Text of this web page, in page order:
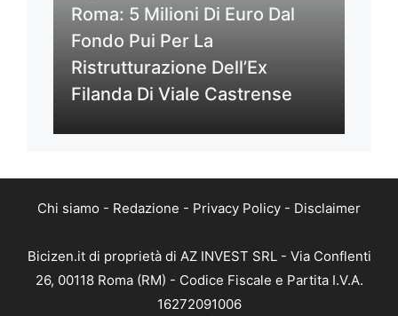
Roma: 5 Milioni Di Euro Dal
Fondo Pui Per La
Ristrutturazione Dell’Ex
Filanda Di Viale Castrense
Chi siamo - Redazione - Privacy Policy - Disclaimer
Bicizen.it di proprietà di AZ INVEST SRL - Via Conflenti
26, 00118 Roma (RM) - Codice Fiscale e Partita I.V.A.
16272091006